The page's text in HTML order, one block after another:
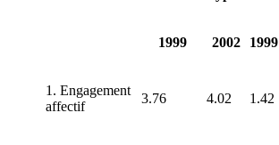
1999 2002 1999
1. Engagement
affectif
3.76 4.02 1.42